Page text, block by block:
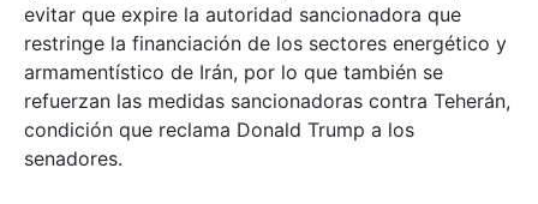
evitar que expire la autoridad sancionadora que
restringe la financiación de los sectores energético y
armamentístico de Irán, por lo que también se
refuerzan las medidas sancionadoras contra Teherán,
condición que reclama Donald Trump a los
senadores.